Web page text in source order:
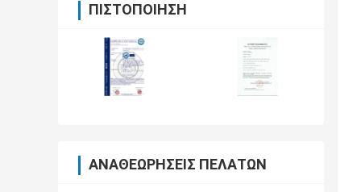
ΠΙΣΤΟΠΟΊΗΣΗ
ΑΝΑΘΕΩΡΉΣΕΙΣ ΠΕΛΑΤΏΝ